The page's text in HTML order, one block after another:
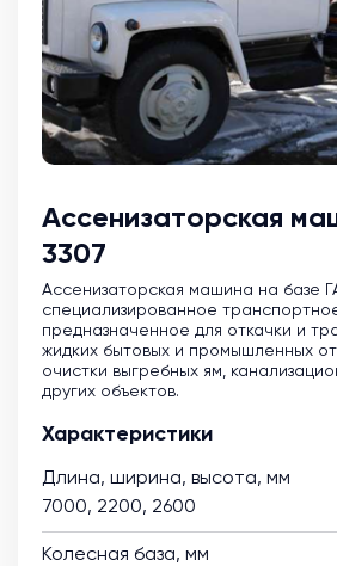
Ассенизаторская
3307
Ассенизаторская машина на базе
специализированное
предназначенное для откачки и
жидких бытовых и промышленных
очистки выгребных ям,
других объектов.
Характеристики
Длина, ширина, высота, мм
7000, 2200, 2600
Колесная база, мм